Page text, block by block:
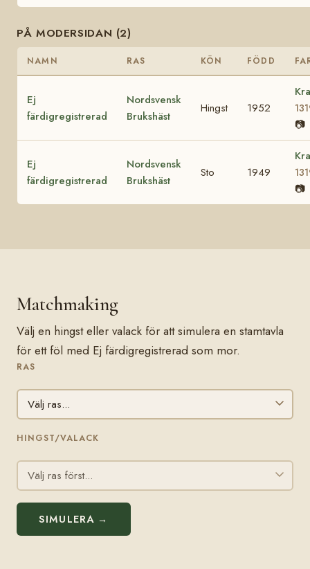
PÅ MODERSIDAN (2)
NAMN RAS KÖN FÖDD
Ej
färdigregistrerad
Nordsvensk
Brukshäst
Hingst 1952
📷
Ej
färdigregistrerad
Nordsvensk
Brukshäst
Sto 1949
📷
Matchmaking
Välj en hingst eller valack för att simulera en stamtavla
för ett föl med Ej färdigregistrerad som mor.
RAS
HINGST/VALACK
SIMULERA →